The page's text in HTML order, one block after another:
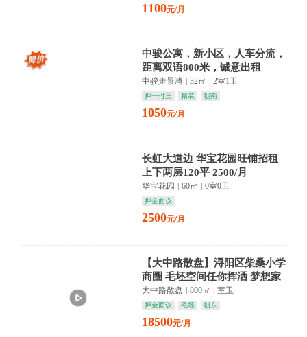
1100元/月
中骏公寓，新小区，人车分流，
距离双语800米，诚意出租
中骏雍景湾 32㎡ 2室1卫
押一付三 精装 朝南
1050元/月
长虹大道边 华宝花园旺铺招租
上下两层120平 2500/月
华宝花园 | 60㎡ | 0室0卫
押金面议
2500元/月
【大中路散盘】浔阳区柴桑小学
商圈 毛坯空间任你挥洒 梦想家
从这里启航
大中路散盘 800㎡ 室卫
押金面议 毛坯 朝东
18500元/月